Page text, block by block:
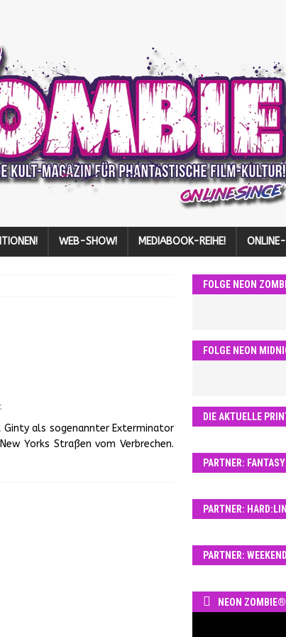
WEB-SHOW! MEDIABOOK-REIHE!
als sogenannter Exterminator
Yorks Straßen vom Verbrechen.
FOLGE NEON
FOLGE NEON
DIE AKTUELLE
PARTNER:
PARTNER:
PARTNER:
NEON